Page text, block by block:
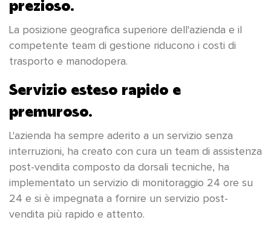
prezioso.
La posizione geografica superiore dell'azienda e il
competente team di gestione riducono i costi di
trasporto e manodopera.
Servizio esteso rapido e
premuroso.
L'azienda ha sempre aderito a un servizio senza
interruzioni, ha creato con cura un team di assistenza
post-vendita composto da dorsali tecniche, ha
implementato un servizio di monitoraggio 24 ore su
24 e si è impegnata a fornire un servizio post-
vendita più rapido e attento.